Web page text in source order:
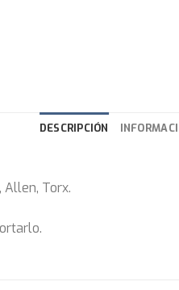
DESCRIPCIÓN
Allen, Torx.